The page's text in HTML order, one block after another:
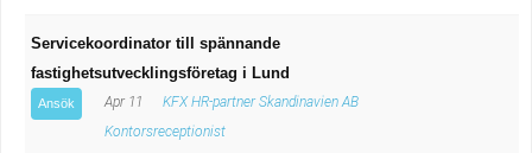
Servicekoordinator till spännande
fastighetsutvecklingsföretag i Lund
Ansök Apr 11
KFX HR-partner Skandinavien AB
Kontorsreceptionist